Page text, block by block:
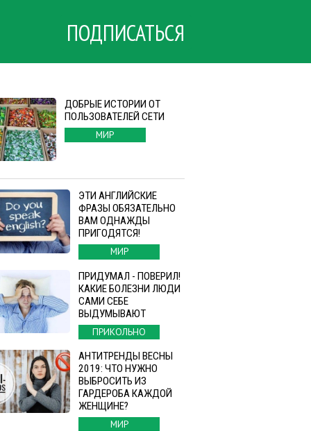
ПОДПИСАТЬСЯ
ДОБРЫЕ ИСТОРИИ ОТ
ПОЛЬЗОВАТЕЛЕЙ СЕТИ
МИР
ЭТИ АНГЛИЙСКИЕ
ФРАЗЫ ОБЯЗАТЕЛЬНО
ВАМ ОДНАЖДЫ
ПРИГОДЯТСЯ!
МИР
ПРИДУМАЛ - ПОВЕРИЛ!
КАКИЕ БОЛЕЗНИ ЛЮДИ
САМИ СЕБЕ
ВЫДУМЫВАЮТ
ПРИКОЛЬНО
АНТИТРЕНДЫ ВЕСНЫ
2019: ЧТО НУЖНО
ВЫБРОСИТЬ ИЗ
ГАРДЕРОБА КАЖДОЙ
ЖЕНЩИНЕ?
МИР